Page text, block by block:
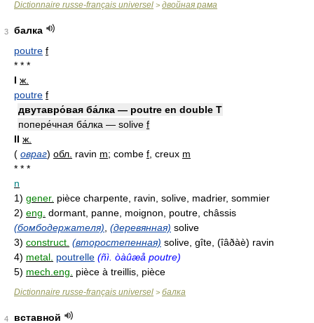
Dictionnaire russe-français universel > двойная рама
3
балка
poutre f
* * *
I ж.
poutre f
двутавро́вая ба́лка — poutre en double T
попере́чная ба́лка — solive f
II ж.
( овраг) обл. ravin m; combe f , creux m
* * *
n
1) gener. pièce charpente, ravin, solive, madrier, sommier
2) eng. dormant, panne, moignon, poutre, châssis
(бомбодержателя) (деревянная) solive
3) construct. (второстепенная) solive, gîte, (îâðàè) ravin
4) metal. poutrelle (ñì. òàûæå poutre)
5) mech.eng. pièce à treillis, pièce
Dictionnaire russe-français universel > балка
4 вставной